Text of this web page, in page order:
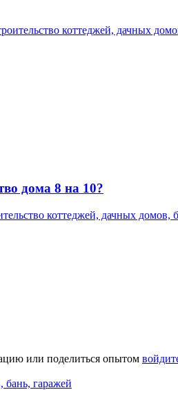
коттеджей, дачных
дома 8 на 10?
коттеджей, дачных домов,
или поделиться опытом
бань, гаражей